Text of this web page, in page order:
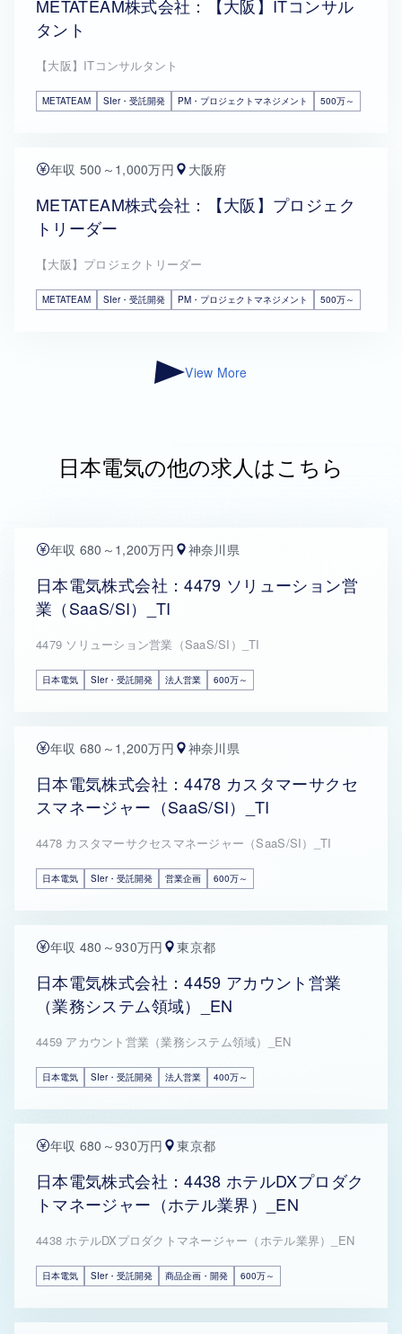
METATEAM株式会社：【大阪】ITコンサル
タント
【大阪】ITコンサルタント
METATEAM SIer・受託開発 PM・プロジェクトマネジメント 500万～
年収 500～1,000万円 大阪府
METATEAM株式会社：【大阪】プロジェク
トリーダー
【大阪】プロジェクトリーダー
METATEAM SIer・受託開発 PM・プロジェクトマネジメント 500万～
View More
日本電気の他の求人はこちら
年収 680～1,200万円 神奈川県
日本電気株式会社：4479 ソリューション営
業（SaaS/SI）_TI
4479 ソリューション営業（SaaS/SI）_TI
日本電気 SIer・受託開発 法人営業 600万～
年収 680～1,200万円 神奈川県
日本電気株式会社：4478 カスタマーサクセ
スマネージャー（SaaS/SI）_TI
4478 カスタマーサクセスマネージャー（SaaS/SI）_TI
日本電気 SIer・受託開発 営業企画 600万～
年収 480～930万円 東京都
日本電気株式会社：4459 アカウント営業
（業務システム領域）_EN
4459 アカウント営業（業務システム領域）_EN
日本電気 SIer・受託開発 法人営業 400万～
年収 680～930万円 東京都
日本電気株式会社：4438 ホテルDXプロダク
トマネージャー（ホテル業界）_EN
4438 ホテルDXプロダクトマネージャー（ホテル業界）_EN
日本電気 SIer・受託開発 商品企画・開発 600万～